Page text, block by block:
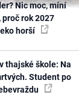
Nic moc, míní
rok 2027
horší
thajské škole: Na
Student po